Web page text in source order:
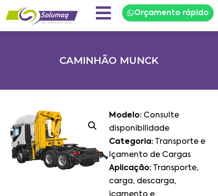
Orçamento rápido
CAMINHÃO MUNCK
Modelo: Consulte
disponibilidade
Categoria: Transporte e
Içamento de Cargas
Aplicação: Transporte,
carga, descarga,